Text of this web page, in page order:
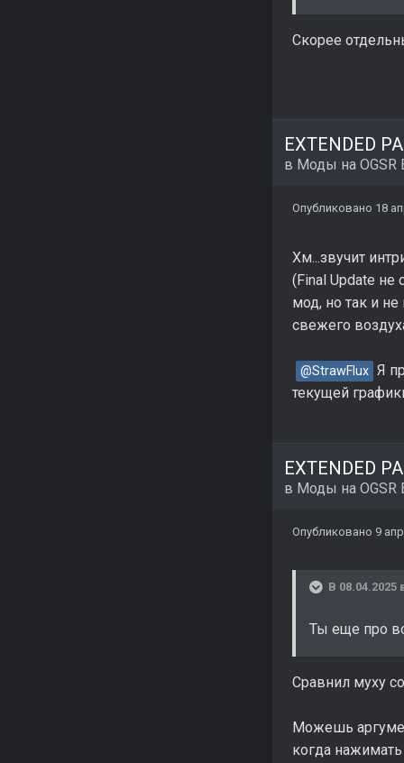
Скорее
EXTENDED
в Моды на OGSR
Опубликовано 18
Хм...звучит
(Final Update не
мод, но так и
свежего
@StrawFlux Я
текущей
EXTENDED
в Моды на OGSR
Опубликовано 9
В 08.04.2025
Ты еще про
Сравнил муху
Можешь
когда